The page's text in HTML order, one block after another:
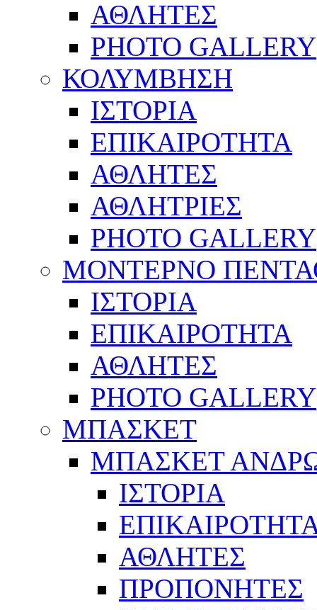
ΑΘΛΗΤΕΣ
PHOTO GALLERY
ΚΟΛΥΜΒΗΣΗ
ΙΣΤΟΡΙΑ
ΕΠΙΚΑΙΡΟΤΗΤΑ
ΑΘΛΗΤΕΣ
ΑΘΛΗΤΡΙΕΣ
PHOTO GALLERY
ΜΟΝΤΕΡΝΟ
ΙΣΤΟΡΙΑ
ΕΠΙΚΑΙΡΟΤΗΤΑ
ΑΘΛΗΤΕΣ
PHOTO GALLERY
ΜΠΑΣΚΕΤ
ΜΠΑΣΚΕΤ
ΙΣΤΟΡΙΑ
ΑΘΛΗΤΕΣ
ΠΡΟΠΟΝΗΤΕΣ